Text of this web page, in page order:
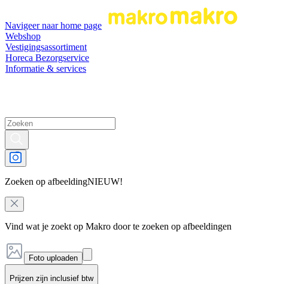
Navigeer naar home page
Webshop
Vestigingsassortiment
Horeca Bezorgservice
Informatie & services
Zoeken op afbeeldingNIEUW!
Vind wat je zoekt op Makro door te zoeken op afbeeldingen
Foto uploaden
Prijzen zijn inclusief btw